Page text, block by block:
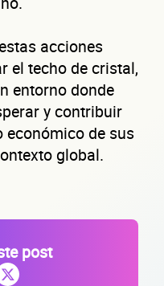
acciones
el techo de cristal,
entorno donde
y contribuir
económico de sus
global.
post